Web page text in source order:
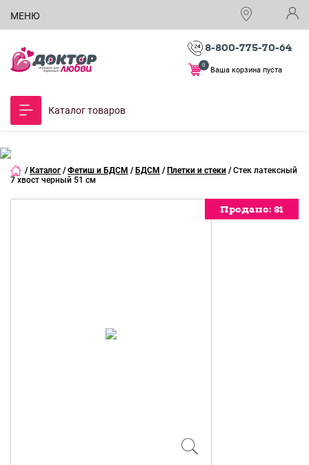
МЕНЮ
8-800-775-70-64
Ваша корзина пуста
0
Каталог товаров
/ Каталог / Фетиш и БДСМ / БДСМ / Плетки и стеки / Стек латексный
7 хвост черный 51 см
Продано: 81
Продано: 81
Продано: 81